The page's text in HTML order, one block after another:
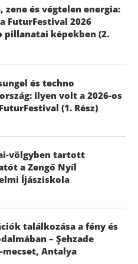
zene és végtelen energia:
FuturFestival 2026
pillanatai képekben (2.
és techno
Ilyen volt a 2026-os
(1. Rész)
völgyben tartott
a Zengő Nyíl
Íjásziskola
találkozása a fény és
– Şehzade
Antalya